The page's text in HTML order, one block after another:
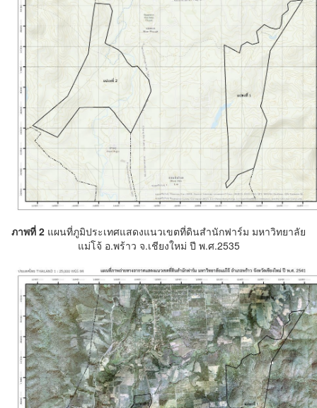
ภาพที่ 2 แผนที่ภูมิประเทศแสดงแนวเขตที่ดินสำนักฟาร์ม มหาวิทยาลัย
แม่โจ้ อ.พร้าว จ.เชียงใหม่ ปี พ.ศ.2535